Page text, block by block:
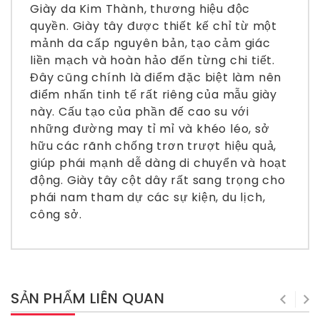
Giày da Kim Thành, thương hiệu độc
quyền. Giày tây được thiết kế chỉ từ một
mảnh da cấp nguyên bản, tạo cảm giác
liền mạch và hoàn hảo đến từng chi tiết.
Đây cũng chính là điểm đặc biệt làm nên
điểm nhấn tinh tế rất riêng của mẫu giày
này. Cấu tạo của phần đế cao su với
những đường may tỉ mỉ và khéo léo, sở
hữu các rãnh chống trơn trượt hiệu quả,
giúp phái mạnh dễ dàng di chuyển và hoạt
động. Giày tây cột dây rất sang trọng cho
phái nam tham dự các sự kiện, du lịch,
công sở.
SẢN PHẨM LIÊN QUAN